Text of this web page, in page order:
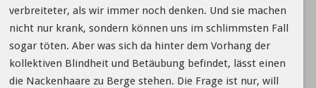
verbreiteter, als wir immer noch denken. Und sie machen
nicht nur krank, sondern können uns im schlimmsten Fall
sogar töten. Aber was sich da hinter dem Vorhang der
kollektiven Blindheit und Betäubung befindet, lässt einen
die Nackenhaare zu Berge stehen. Die Frage ist nur, will